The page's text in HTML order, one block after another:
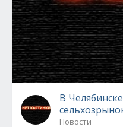
В
Новости